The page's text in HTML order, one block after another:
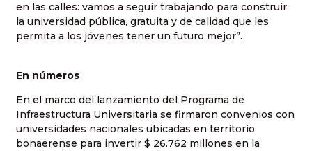
en las calles: vamos a seguir trabajando para construir
la universidad pública, gratuita y de calidad que les
permita a los jóvenes tener un futuro mejor”.
En números
En el marco del lanzamiento del Programa de
Infraestructura Universitaria se firmaron convenios con
universidades nacionales ubicadas en territorio
bonaerense para invertir $ 26.762 millones en la